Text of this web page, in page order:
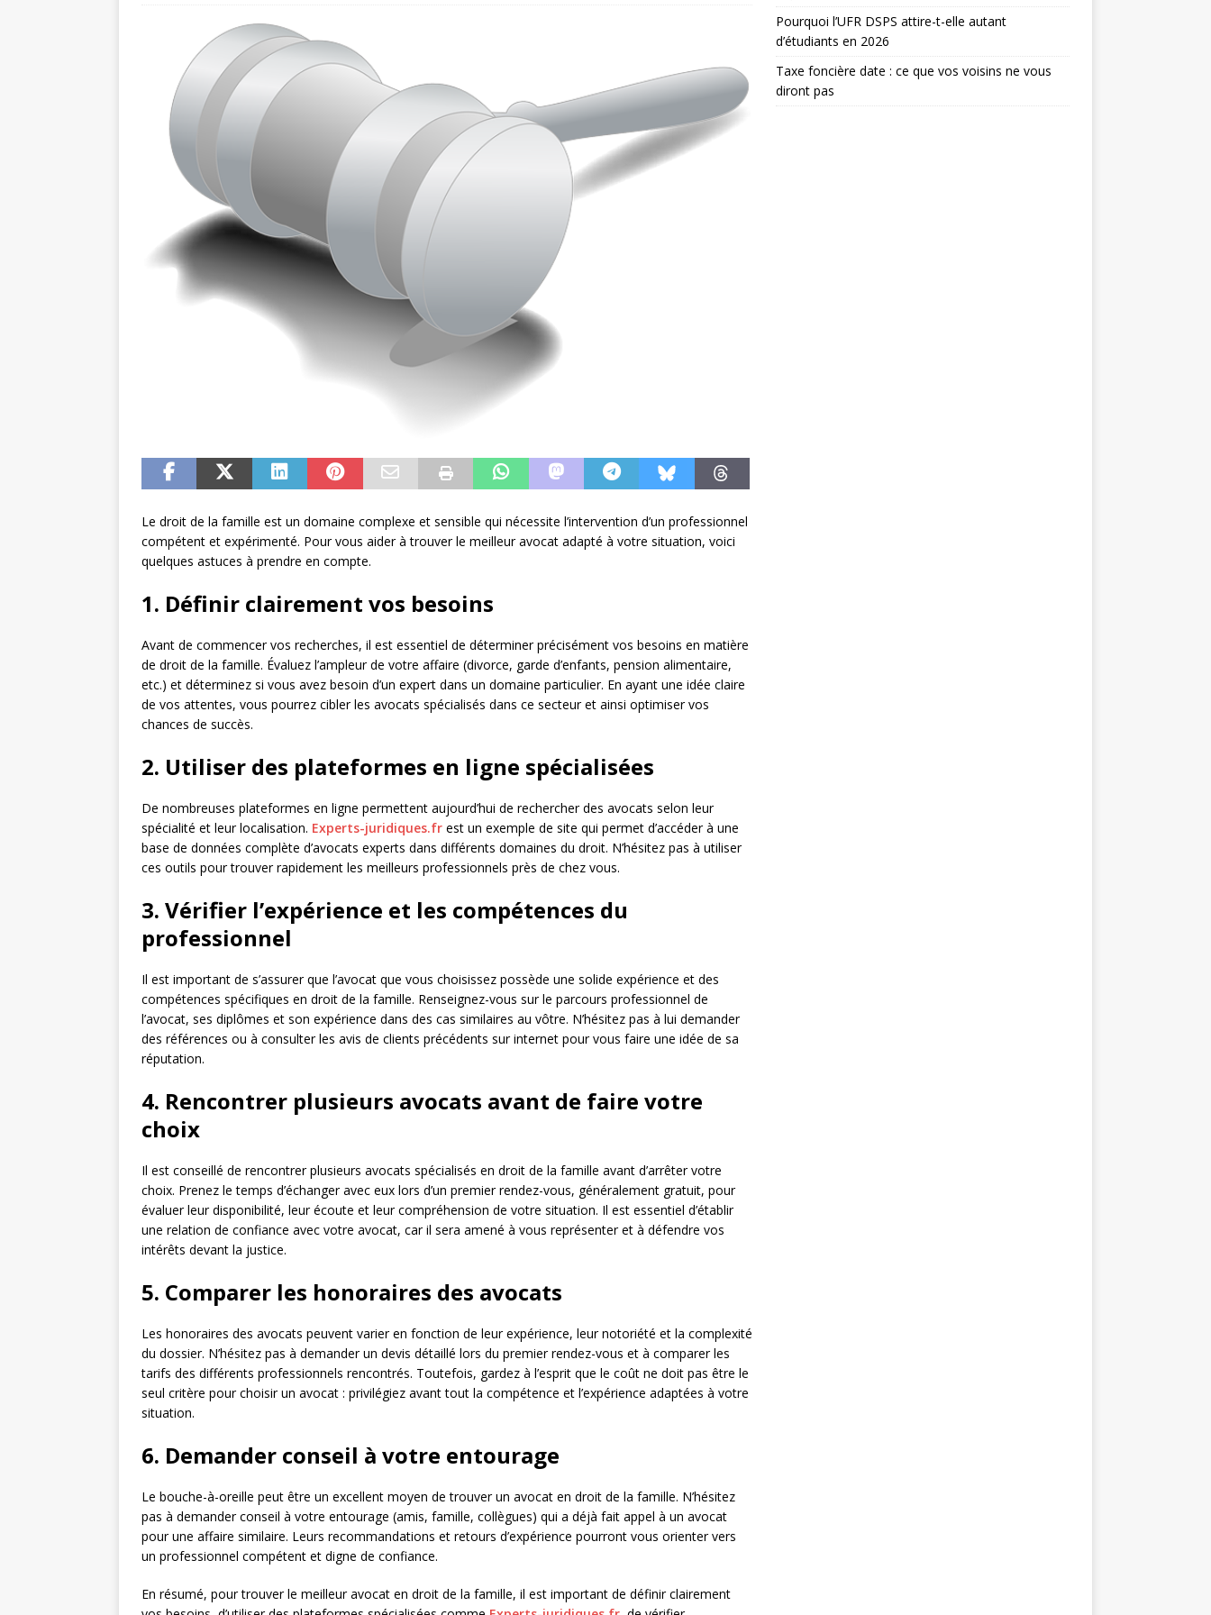
Le droit de la famille est un domaine complexe et sensible qui nécessite l’intervention d’un professionnel
compétent et expérimenté. Pour vous aider à trouver le meilleur avocat adapté à votre situation, voici
quelques astuces à prendre en compte.
1. Définir clairement vos besoins
Avant de commencer vos recherches, il est essentiel de déterminer précisément vos besoins en matière
de droit de la famille. Évaluez l’ampleur de votre affaire (divorce, garde d’enfants, pension alimentaire,
etc.) et déterminez si vous avez besoin d’un expert dans un domaine particulier. En ayant une idée claire
de vos attentes, vous pourrez cibler les avocats spécialisés dans ce secteur et ainsi optimiser vos
chances de succès.
2. Utiliser des plateformes en ligne spécialisées
De nombreuses plateformes en ligne permettent aujourd’hui de rechercher des avocats selon leur
spécialité et leur localisation. Experts-juridiques.fr est un exemple de site qui permet d’accéder à une
base de données complète d’avocats experts dans différents domaines du droit. N’hésitez pas à utiliser
ces outils pour trouver rapidement les meilleurs professionnels près de chez vous.
3. Vérifier l’expérience et les compétences du
professionnel
Il est important de s’assurer que l’avocat que vous choisissez possède une solide expérience et des
compétences spécifiques en droit de la famille. Renseignez-vous sur le parcours professionnel de
l’avocat, ses diplômes et son expérience dans des cas similaires au vôtre. N’hésitez pas à lui demander
des références ou à consulter les avis de clients précédents sur internet pour vous faire une idée de sa
réputation.
4. Rencontrer plusieurs avocats avant de faire votre
choix
Il est conseillé de rencontrer plusieurs avocats spécialisés en droit de la famille avant d’arrêter votre
choix. Prenez le temps d’échanger avec eux lors d’un premier rendez-vous, généralement gratuit, pour
évaluer leur disponibilité, leur écoute et leur compréhension de votre situation. Il est essentiel d’établir
une relation de confiance avec votre avocat, car il sera amené à vous représenter et à défendre vos
intérêts devant la justice.
5. Comparer les honoraires des avocats
Les honoraires des avocats peuvent varier en fonction de leur expérience, leur notoriété et la complexité
du dossier. N’hésitez pas à demander un devis détaillé lors du premier rendez-vous et à comparer les
tarifs des différents professionnels rencontrés. Toutefois, gardez à l’esprit que le coût ne doit pas être le
seul critère pour choisir un avocat : privilégiez avant tout la compétence et l’expérience adaptées à votre
situation.
6. Demander conseil à votre entourage
Le bouche-à-oreille peut être un excellent moyen de trouver un avocat en droit de la famille. N’hésitez
pas à demander conseil à votre entourage (amis, famille, collègues) qui a déjà fait appel à un avocat
pour une affaire similaire. Leurs recommandations et retours d’expérience pourront vous orienter vers
un professionnel compétent et digne de confiance.
En résumé, pour trouver le meilleur avocat en droit de la famille, il est important de définir clairement
Pourquoi l’UFR DSPS attire-t-elle autant
d’étudiants en 2026
Taxe foncière date : ce que vos voisins ne vous
diront pas